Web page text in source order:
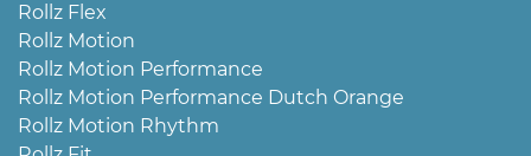
Rollz Flex
Rollz Motion
Rollz Motion Performance
Rollz Motion Performance Dutch Orange
Rollz Motion Rhythm